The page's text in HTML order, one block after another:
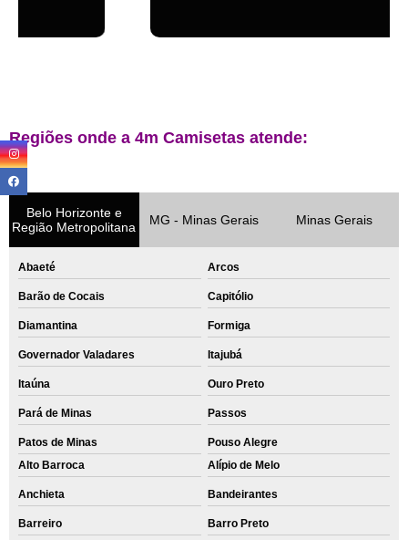
Regiões onde a 4m Camisetas atende:
Belo Horizonte e
Região Metropolitana
MG - Minas Gerais Minas Gerais
Abaeté Arcos
Barão de Cocais Capitólio
Diamantina Formiga
Governador Valadares Itajubá
Itaúna Ouro Preto
Pará de Minas Passos
Patos de Minas
Pouso Alegre
Alto Barroca
Alípio de Melo
Anchieta Bandeirantes
Barreiro Barro Preto